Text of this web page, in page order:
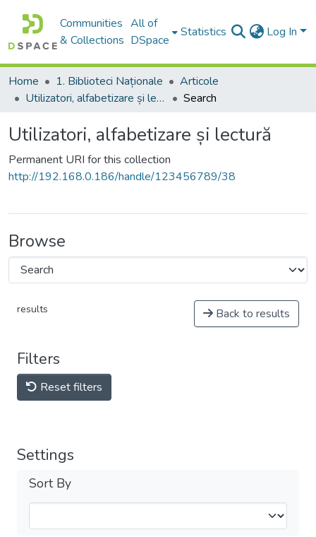
Communities
& Collections
All of
DSpace
Statistics Log In
Home 1. Biblioteci Naționale
Articole
Utilizatori, alfabetizare și lectură
Search
Utilizatori, alfabetizare și lectură
Permanent URI for this collection
http://192.168.0.186/handle/123456789/38
Browse
results Back to results
Filters
Reset filters
Settings
Sort By